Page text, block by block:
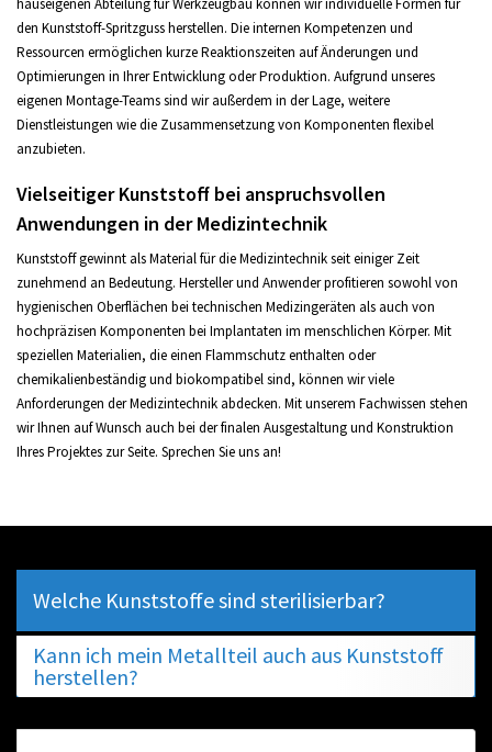
den Kunststoff-Spritzguss herstellen. Die internen Kompetenzen und
Ressourcen ermöglichen kurze Reaktionszeiten auf Änderungen und
Optimierungen in Ihrer Entwicklung oder Produktion. Aufgrund unseres
eigenen Montage-Teams sind wir außerdem in der Lage, weitere
Dienstleistungen wie die Zusammensetzung von Komponenten flexibel
anzubieten.
Vielseitiger Kunststoff bei anspruchsvollen
Anwendungen in der Medizintechnik
Kunststoff gewinnt als Material für die Medizintechnik seit einiger Zeit
zunehmend an Bedeutung. Hersteller und Anwender profitieren sowohl von
hygienischen Oberflächen bei technischen Medizingeräten als auch von
hochpräzisen Komponenten bei Implantaten im menschlichen Körper. Mit
speziellen Materialien, die einen Flammschutz enthalten oder
chemikalienbeständig und biokompatibel sind, können wir viele
Anforderungen der Medizintechnik abdecken. Mit unserem Fachwissen stehen
wir Ihnen auf Wunsch auch bei der finalen Ausgestaltung und Konstruktion
Ihres Projektes zur Seite. Sprechen Sie uns an!
Welche Kunststoffe sind sterilisierbar?
Kann ich mein Metallteil auch aus Kunststoff
herstellen?